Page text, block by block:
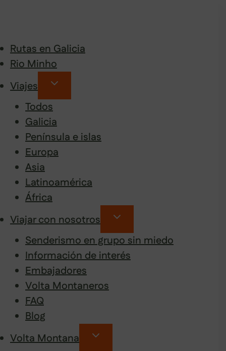
Rutas en Galicia
Rio Minho
Viajes
Todos
Galicia
Península e islas
Europa
Asia
Latinoamérica
África
Viajar con nosotros
Senderismo en grupo sin miedo
Información de interés
Embajadores
Volta Montaneros
FAQ
Blog
Volta Montana